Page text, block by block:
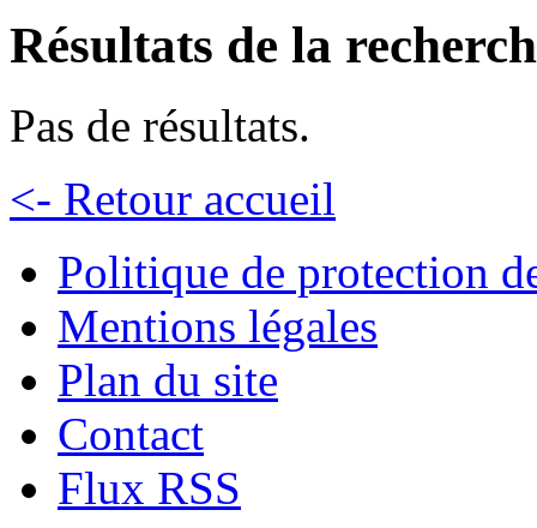
Résultats de la
Pas de résultats.
<- Retour accueil
Politique de protection
Mentions légales
Plan du site
Contact
Flux RSS